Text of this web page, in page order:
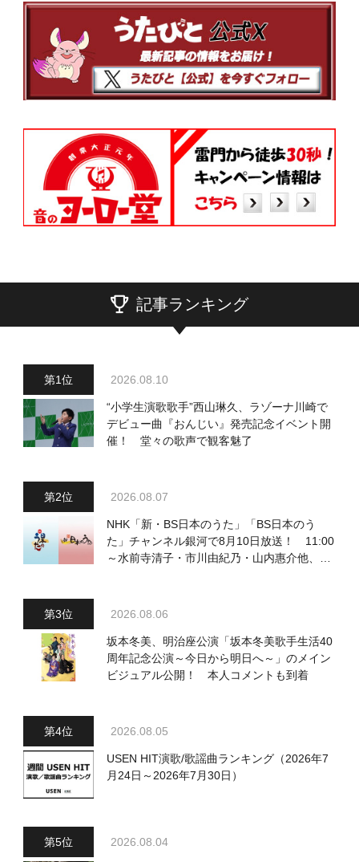
記事ランキング
2026.08.10
“小学生演歌歌手”西山琳久、ラゾーナ川崎で
デビュー曲『おんじい』発売記念イベント開
催！ 堂々の歌声で観客魅了
2026.08.07
NHK「新・BS日本のうた」「BS日本のう
た」チャンネル銀河で8月10日放送！ 11:00
～水前寺清子・市川由紀乃・山内惠介他、
2026.08.06
坂本冬美、明治座公演「坂本冬美歌手生活40
周年記念公演～今日から明日へ～」のメイン
ビジュアル公開！ 本人コメントも到着
2026.08.05
USEN HIT演歌/歌謡曲ランキング（2026年7
月24日～2026年7月30日）
2026.08.04